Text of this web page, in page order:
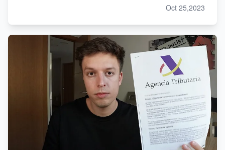
Oct 25,2023